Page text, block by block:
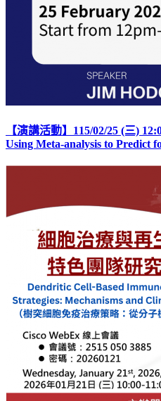
【演講活動】115/02/25 (三)
Using Meta-analysis to Predict